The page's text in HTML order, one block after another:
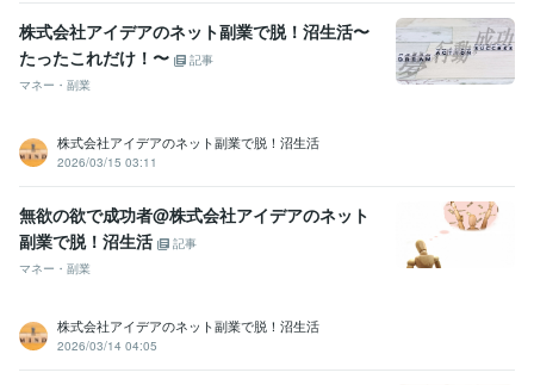
株式会社アイデアのネット副業で脱！沼生活〜
たったこれだけ！〜
記事
マネー・副業
株式会社アイデアのネット副業で脱！沼生活
2026/03/15 03:11
無欲の欲で成功者@株式会社アイデアのネット
副業で脱！沼生活
記事
マネー・副業
株式会社アイデアのネット副業で脱！沼生活
2026/03/14 04:05